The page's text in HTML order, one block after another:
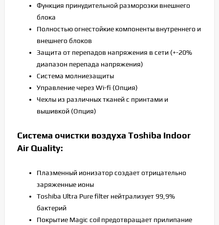
Функция принудительной разморозки внешнего
блока
Полностью огнестойкие компоненты внутреннего и
внешнего блоков
Защита от перепадов напряжения в сети (+-20%
диапазон перепада напряжения)
Система молниезащиты
Управление через Wi-fi (Опция)
Чехлы из различных тканей с принтами и
вышивкой (Опция)
Cистема очистки воздуха Toshiba Indoor
Air Quality:
Плазменный ионизатор создает отрицательно
заряженные ионы
Toshiba Ultra Pure filter нейтрализует 99,9%
бактерий
Покрытие Magic coil предотвращает прилипание